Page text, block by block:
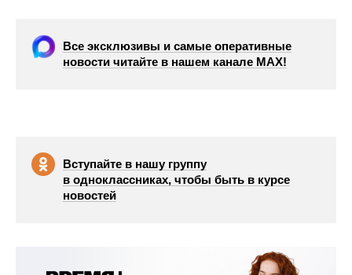
Все эксклюзивы и самые оперативные
новости читайте в нашем канале МАХ!
Вступайте в нашу группу
в одноклассниках, чтобы быть в курсе
новостей